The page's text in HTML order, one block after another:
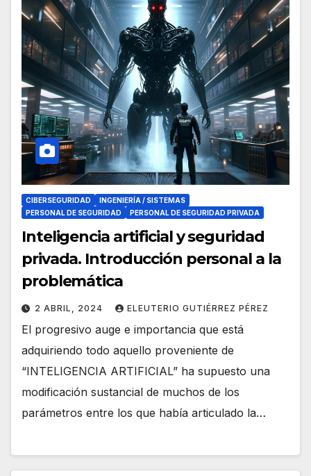
CIBERSEGURIDAD
INGENIERÍA / SISTEMAS
PERSONAL DE SEGURIDAD
PERSONAL DE SEGURIDAD PRIVADA
Inteligencia artificial y seguridad
privada. Introducción personal a la
problemática
2 ABRIL, 2024 ELEUTERIO GUTIÉRREZ PÉREZ
El progresivo auge e importancia que está
adquiriendo todo aquello proveniente de
“INTELIGENCIA ARTIFICIAL” ha supuesto una
modificación sustancial de muchos de los
parámetros entre los que había articulado la…